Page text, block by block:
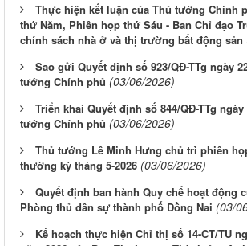
Thực hiện kết luận của Thủ tướng Chính
thứ Năm, Phiên họp thứ Sáu - Ban Chỉ đạo
chính sách nhà ở và thị trường bất động sản
Sao gửi Quyết định số 923/QĐ-TTg ngày
tướng Chính phủ (03/06/2026)
Triển khai Quyết định số 844/QĐ-TTg ngày
tướng Chính phủ (03/06/2026)
Thủ tướng Lê Minh Hưng chủ trì phiên
thường kỳ tháng 5-2026 (03/06/2026)
Quyết định ban hành Quy chế hoạt động
Phòng thủ dân sự thành phố Đồng Nai (03/
Kế hoạch thực hiện Chỉ thị số 14-CT/TU